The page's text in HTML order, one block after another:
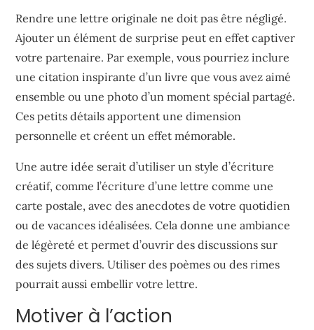
Rendre une lettre originale ne doit pas être négligé.
Ajouter un élément de surprise peut en effet captiver
votre partenaire. Par exemple, vous pourriez inclure
une citation inspirante d’un livre que vous avez aimé
ensemble ou une photo d’un moment spécial partagé.
Ces petits détails apportent une dimension
personnelle et créent un effet mémorable.
Une autre idée serait d’utiliser un style d’écriture
créatif, comme l’écriture d’une lettre comme une
carte postale, avec des anecdotes de votre quotidien
ou de vacances idéalisées. Cela donne une ambiance
de légèreté et permet d’ouvrir des discussions sur
des sujets divers. Utiliser des poèmes ou des rimes
pourrait aussi embellir votre lettre.
Motiver à l’action